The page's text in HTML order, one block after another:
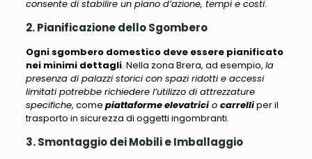
consente di stabilire un piano d’azione, tempi e costi.
2. Pianificazione dello Sgombero
Ogni sgombero domestico deve essere pianificato
nei minimi dettagli. Nella zona Brera, ad esempio, la
presenza di palazzi storici con spazi ridotti e accessi
limitati potrebbe richiedere l’utilizzo di attrezzature
specifiche, come piattaforme elevatricio carrelliper il
trasporto in sicurezza di oggetti ingombranti.
3. Smontaggio dei Mobili e Imballaggio